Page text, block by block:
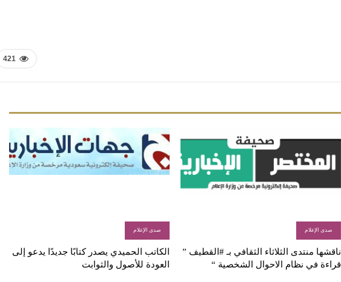
421
صدى الإعلام
ناقشها منتدى الثلاثاء الثقافي بـ #القطيف ”
قراءة في نظام الاحوال الشخصية “
صدى الإعلام
الكاتب الحميدي يصدر كتابًا جديدًا يدعو إلى
العودة للأصول والثوابت